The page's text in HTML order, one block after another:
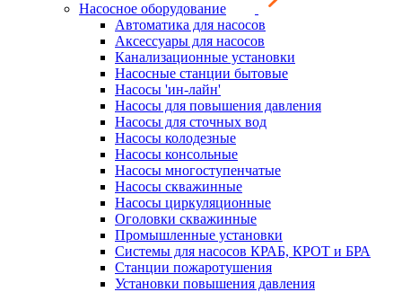
Насосное оборудование
Автоматика для насосов
Аксессуары для насосов
Канализационные установки
Насосные станции бытовые
Насосы 'ин-лайн'
Насосы для повышения давления
Насосы для сточных вод
Насосы колодезные
Насосы консольные
Насосы многоступенчатые
Насосы скважинные
Насосы циркуляционные
Оголовки скважинные
Промышленные установки
Системы для насосов КРАБ, КРОТ и БРА
Станции пожаротушения
Установки повышения давления